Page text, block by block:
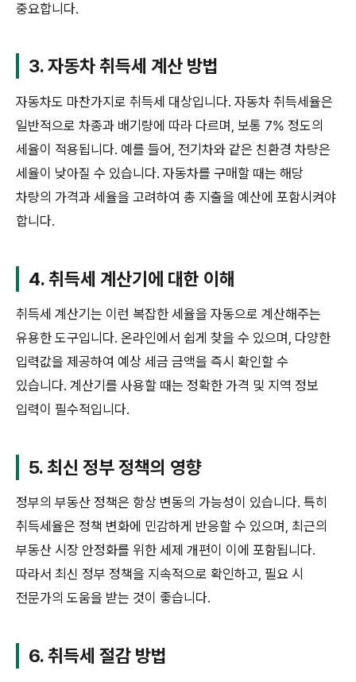
중요합니다.
3. 자동차 취득세 계산 방법
자동차도 마찬가지로 취득세 대상입니다. 자동차 취득세율은
일반적으로 차종과 배기량에 따라 다르며, 보통 7% 정도의
세율이 적용됩니다. 예를 들어, 전기차와 같은 친환경 차량은
세율이 낮아질 수 있습니다. 자동차를 구매할 때는 해당
차량의 가격과 세율을 고려하여 총 지출을 예산에 포함시켜야
합니다.
4. 취득세 계산기에 대한 이해
취득세 계산기는 이런 복잡한 세율을 자동으로 계산해주는
유용한 도구입니다. 온라인에서 쉽게 찾을 수 있으며, 다양한
입력값을 제공하여 예상 세금 금액을 즉시 확인할 수
있습니다. 계산기를 사용할 때는 정확한 가격 및 지역 정보
입력이 필수적입니다.
5. 최신 정부 정책의 영향
정부의 부동산 정책은 항상 변동의 가능성이 있습니다. 특히
취득세율은 정책 변화에 민감하게 반응할 수 있으며, 최근의
부동산 시장 안정화를 위한 세제 개편이 이에 포함됩니다.
따라서 최신 정부 정책을 지속적으로 확인하고, 필요 시
전문가의 도움을 받는 것이 좋습니다.
6. 취득세 절감 방법